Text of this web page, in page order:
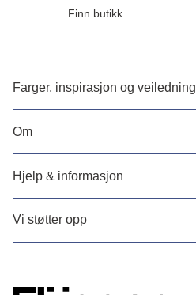
Finn butikk
Farger, inspirasjon og veiledning
Om
Hjelp & informasjon
Vi støtter opp